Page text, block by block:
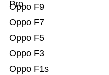
Oppo F1s
Oppo F3
Oppo F5
Oppo F7
Oppo F9
Pro